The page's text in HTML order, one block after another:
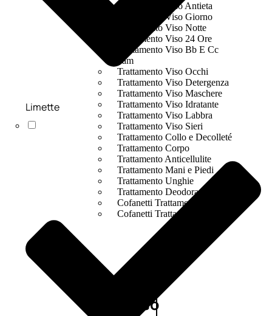
Trattamento Viso Antieta
Trattamento Viso Giorno
Trattamento Viso Notte
Trattamento Viso 24 Ore
Trattamento Viso Bb E Cc
Cream
Trattamento Viso Occhi
Trattamento Viso Detergenza
Trattamento Viso Maschere
Trattamento Viso Idratante
Trattamento Viso Labbra
Trattamento Viso Sieri
Trattamento Collo e Decolleté
Trattamento Corpo
Trattamento Anticellulite
Trattamento Mani e Piedi
Trattamento Unghie
Trattamento Deodoranti
Cofanetti Trattamento Viso
Cofanetti Trattamento Corpo
Viso
Limette